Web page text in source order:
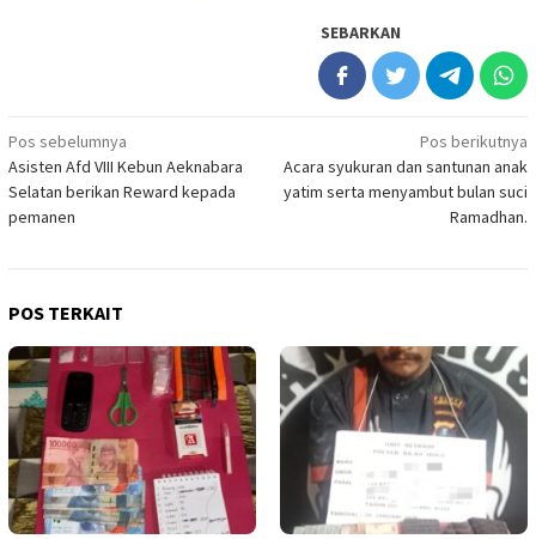
SEBARKAN
Navigasi
pos
Pos sebelumnya
Asisten Afd VIII Kebun Aeknabara
Selatan berikan Reward kepada
pemanen
Pos berikutnya
Acara syukuran dan santunan anak
yatim serta menyambut bulan suci
Ramadhan.
POS TERKAIT